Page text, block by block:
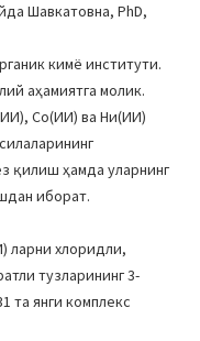
Шавкатовна, PhD,
кимё институти.
аҳамиятга молик.
Cо(ИИ) ва Ни(ИИ)
қилиш ҳамда уларнинг
иборат.
ларни хлоридли,
тузларининг 3-
та янги комплекс